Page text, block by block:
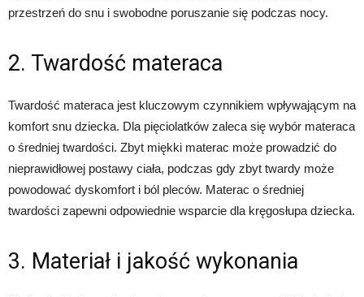
przestrzeń do snu i swobodne poruszanie się podczas nocy.
2. Twardość materaca
Twardość materaca jest kluczowym czynnikiem wpływającym na
komfort snu dziecka. Dla pięciolatków zaleca się wybór materaca
o średniej twardości. Zbyt miękki materac może prowadzić do
nieprawidłowej postawy ciała, podczas gdy zbyt twardy może
powodować dyskomfort i ból pleców. Materac o średniej
twardości zapewni odpowiednie wsparcie dla kręgosłupa dziecka.
3. Materiał i jakość wykonania